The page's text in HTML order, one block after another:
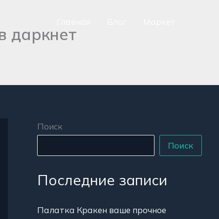
даркнет
Поиск
Поиск
Последние записи
Палатка Кракен ваше прочное